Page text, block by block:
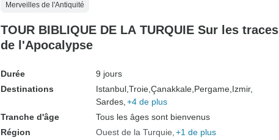
Merveilles de l'Antiquité
TOUR BIBLIQUE DE LA TURQUIE Sur les traces
de l'Apocalypse
Durée
9 jours
Destinations
Istanbul, Troie, Çanakkale, Pergame, Izmir,
Sardes, +4 de plus
Tranche d'âge
Tous les âges sont bienvenus
Région
Ouest de la Turquie +1 de plus